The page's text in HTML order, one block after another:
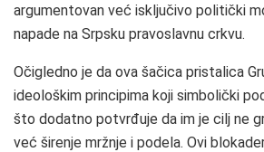
argumentovan već isključivo politički
napade na Srpsku pravoslavnu crkvu.
Očigledno je da ova šačica pristalica
ideološkim principima koji simbolički
što dodatno potvrđuje da im je cilj ne
već širenje mržnje i podela. Ovi